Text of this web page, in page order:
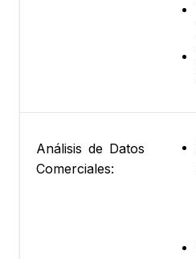
Análisis de Datos
Comerciales: